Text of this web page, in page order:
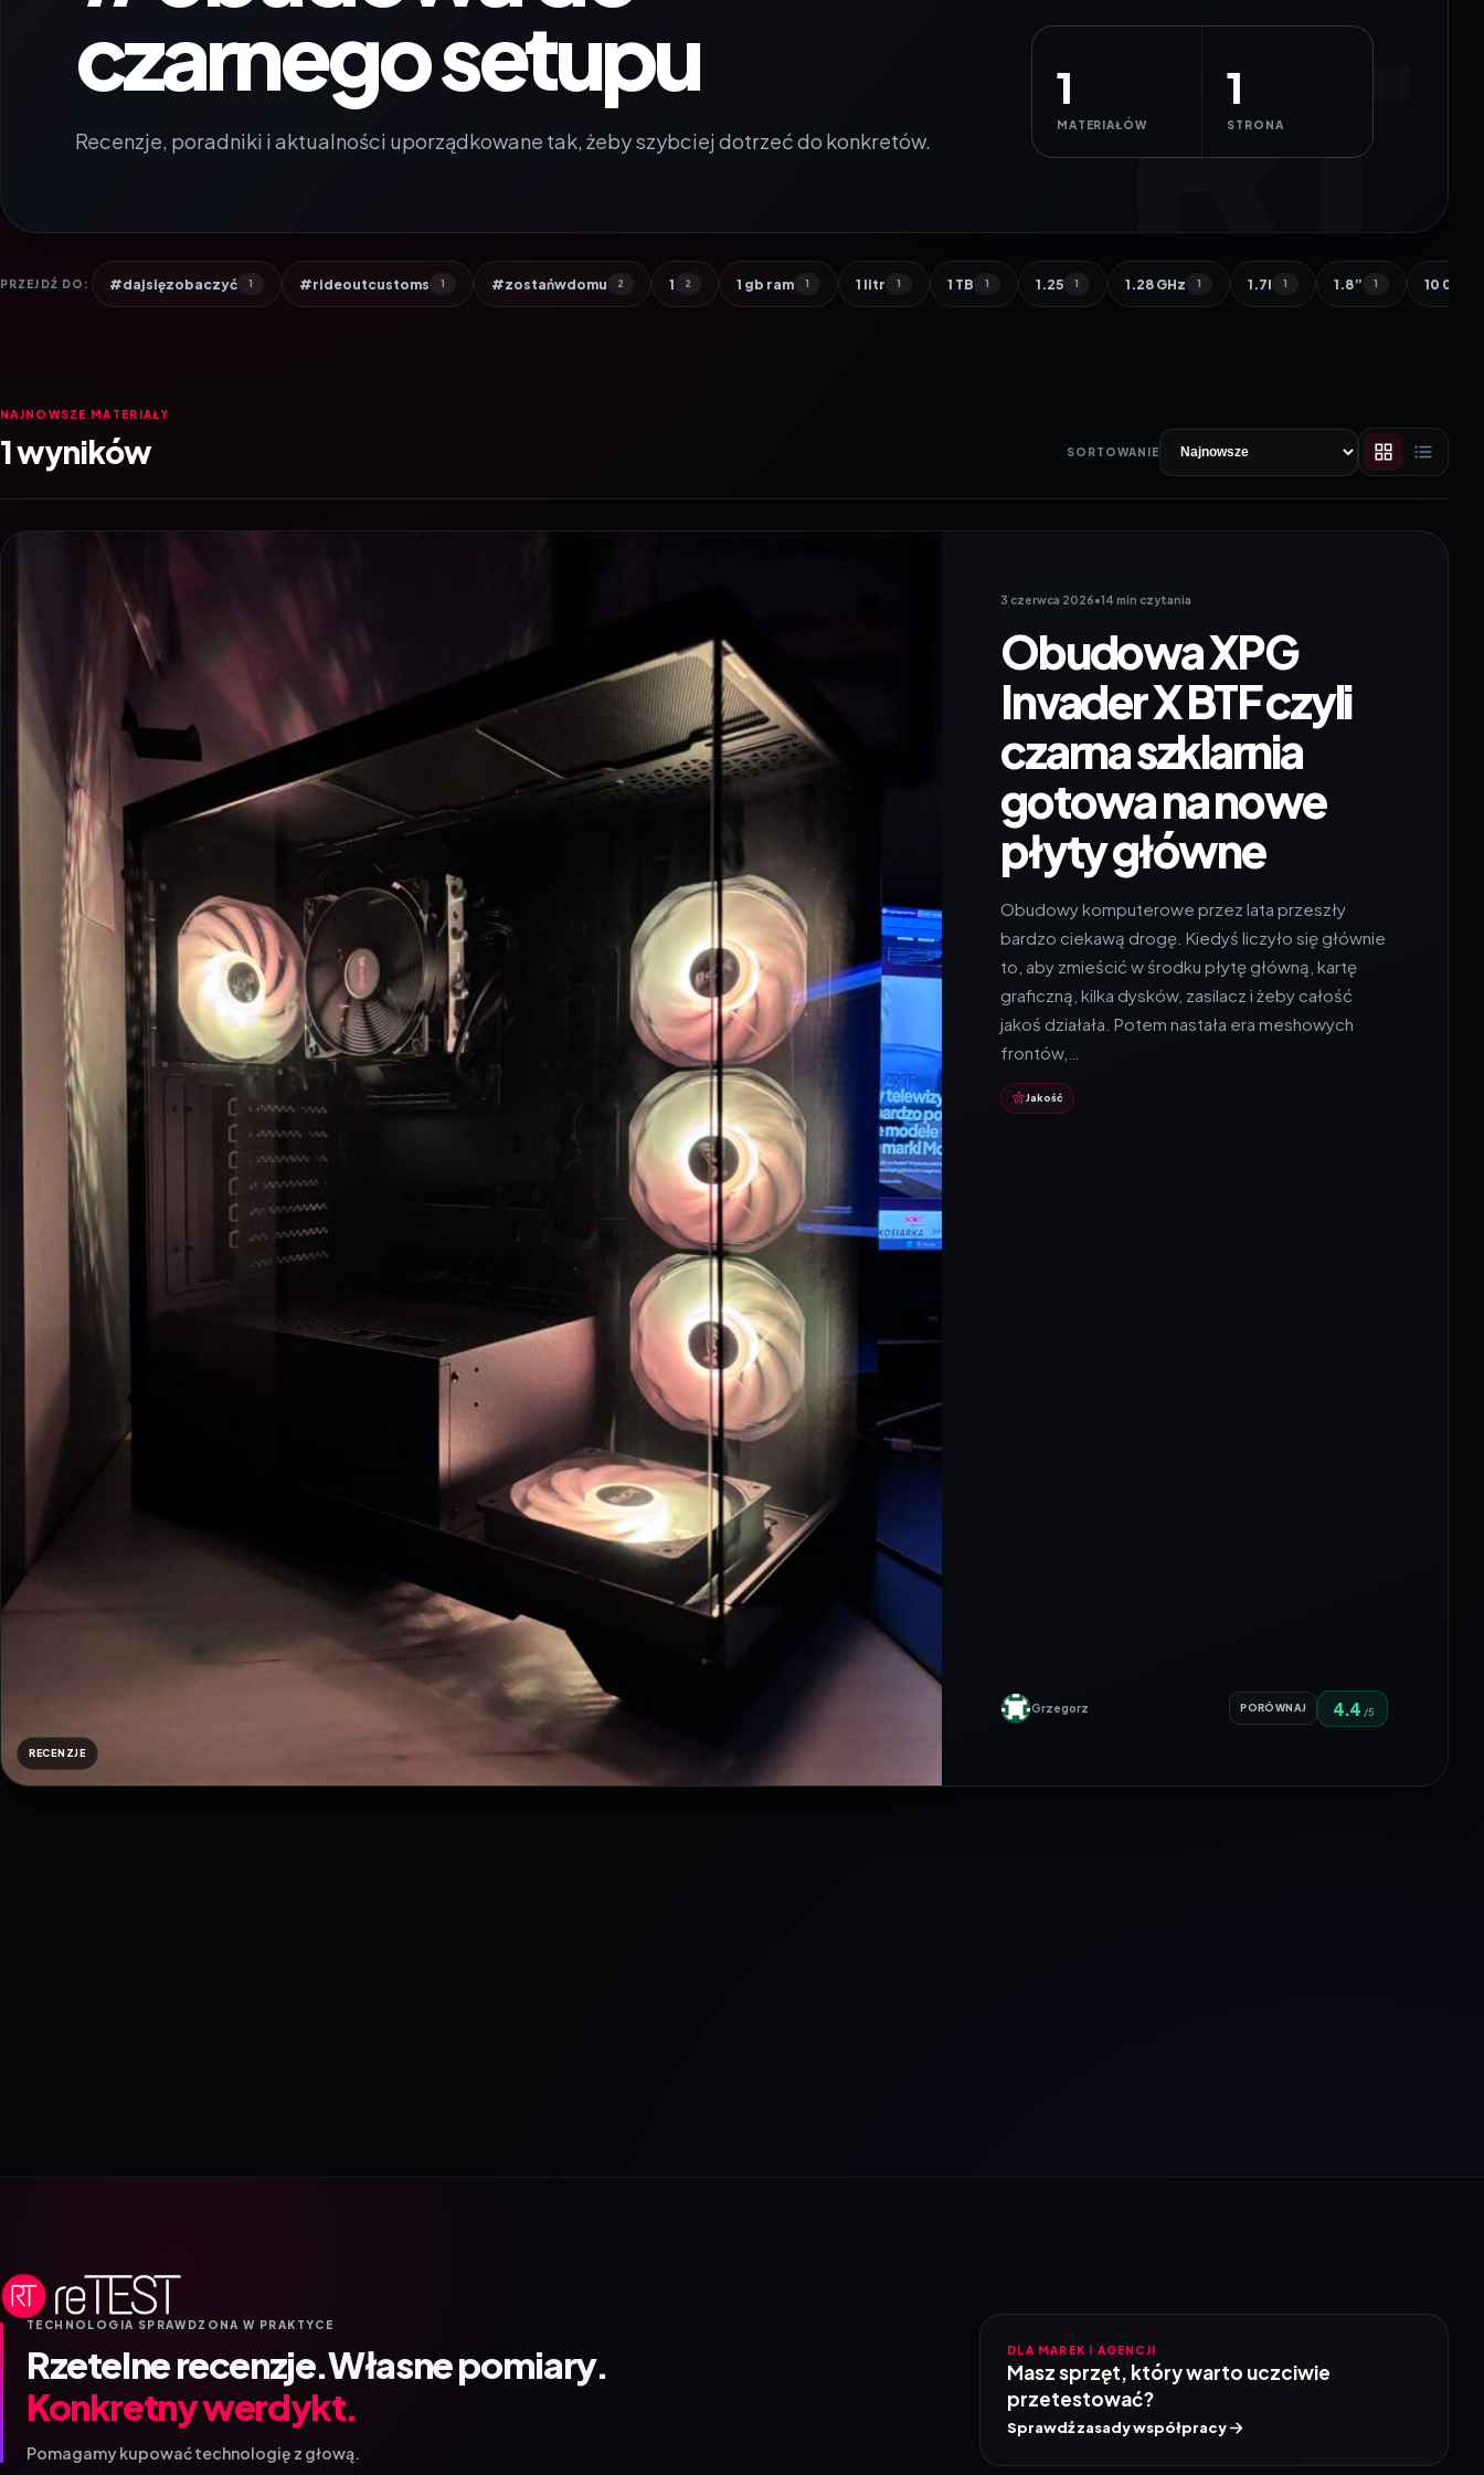
czarnego setupu
Recenzje, poradniki i aktualności uporządkowane tak, żeby szybciej dotrzeć do konkretów.
1
MATERIAŁÓW
1
STRONA
PRZEJDŹ DO: #dajsięzobaczyć 1 #rideoutcustoms 1 #zostańwdomu 2 1 2 1 gb ram 1 1 litr 1 1 TB 1 1.25 1 1.28 GHz 1 1.7l 1 1.8” 1 10 000
NAJNOWSZE MATERIAŁY
1 wyników SORTOWANIE
RECENZJE
3 czerwca 2026•14 min czytania
Obudowa XPG
Invader X BTF czyli
czarna szklarnia
gotowa na nowe
płyty główne
Obudowy komputerowe przez lata przeszły
bardzo ciekawą drogę. Kiedyś liczyło się głównie
to, aby zmieścić w środku płytę główną, kartę
graficzną, kilka dysków, zasilacz i żeby całość
jakoś działała. Potem nastała era meshowych
frontów,…
Jakość
Grzegorz PORÓWNAJ 4.4 /5
TECHNOLOGIA SPRAWDZONA W PRAKTYCE
Rzetelne recenzje.Własne pomiary.
Konkretny werdykt.
Pomagamy kupować technologię z głową.
DLA MAREK I AGENCJI
Masz sprzęt, który warto uczciwie
przetestować?
Sprawdź zasady współpracy